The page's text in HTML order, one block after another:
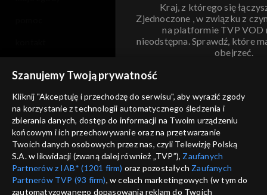
Kraj, z którego się
Zjednoczone , w związku z
na platformie TVP VOD
nieodstępna. Sprawdź, które
obejrzeć.
ANULUJ
informacje o dostawcy usług
Szanujemy Twoją prywatność
Kliknij "Akceptuję i przechodzę do serwisu", aby wyrazić zgody
na korzystanie z technologii automatycznego śledzenia i
zbierania danych, dostęp do informacji na Twoim urządzeniu
końcowym i ich przechowywanie oraz na przetwarzanie
Twoich danych osobowych przez nas, czyli Telewizję Polską
S.A. w likwidacji (zwaną dalej również „TVP”), Zaufanych
Partnerów z IAB* (1201 firm) oraz pozostałych Zaufanych
Partnerów TVP (93 firm), w celach marketingowych (w tym do
zautomatyzowanego dopasowania reklam do Twoich